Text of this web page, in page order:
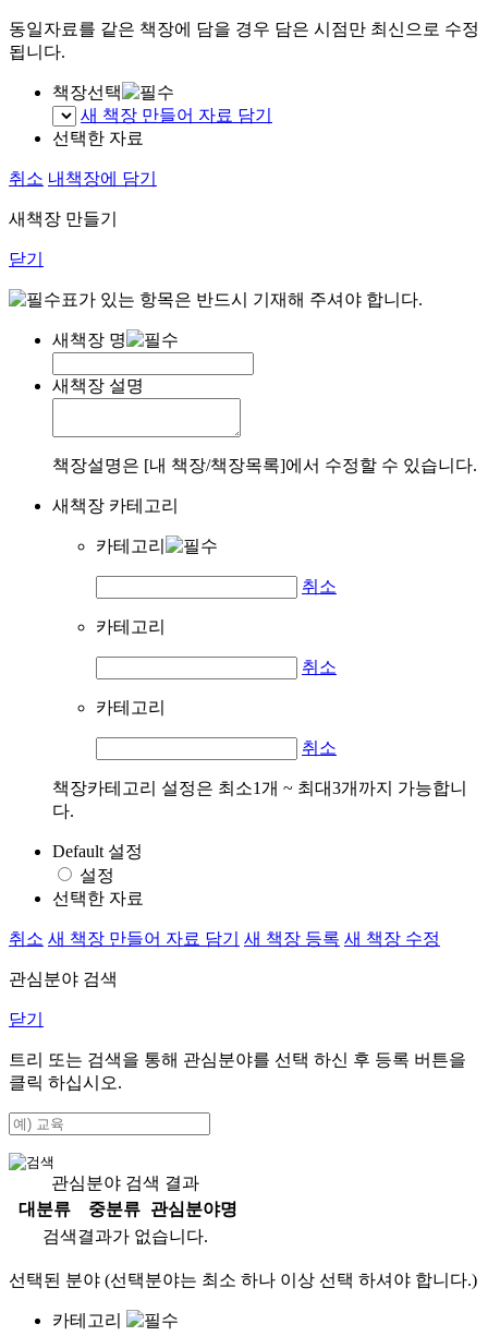
동일자료를 같은 책장에 담을 경우 담은 시점만 최신으로 수정
됩니다.
책장선택
새 책장 만들어 자료 담기
선택한 자료
취소 내책장에 담기
새책장 만들기
닫기
표가 있는 항목은 반드시 기재해 주셔야 합니다.
새책장 명
새책장 설명
책장설명은 [내 책장/책장목록]에서 수정할 수 있습니다.
새책장 카테고리
카테고리
취소
카테고리
취소
카테고리
취소
책장카테고리 설정은 최소1개 ~ 최대3개까지 가능합니
다.
Default 설정
설정
선택한 자료
취소 새 책장 만들어 자료 담기 새 책장 등록 새 책장 수정
관심분야 검색
닫기
트리 또는 검색을 통해 관심분야를 선택 하신 후 등록 버튼을
클릭 하십시오.
관심분야 검색 결과
대분류
중분류
관심분야명
검색결과가 없습니다.
선택된 분야 (선택분야는 최소 하나 이상 선택 하셔야 합니다.)
카테고리